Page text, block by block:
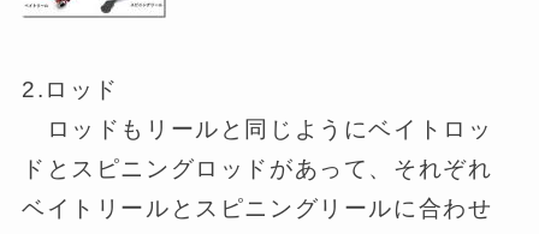
2.ロッド
ロッドもリールと同じようにベイトロッ
ドとスピニングロッドがあって、それぞれ
ベイトリールとスピニングリールに合わせ